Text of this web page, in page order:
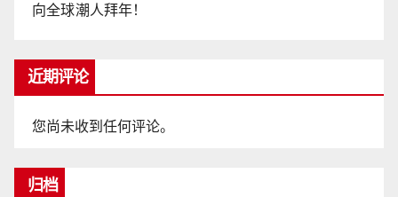
向全球潮人拜年！
近期评论
您尚未收到任何评论。
归档